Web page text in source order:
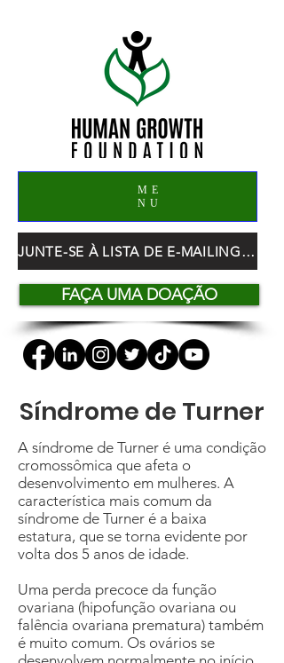
ME
NU
JUNTE-SE À LISTA DE E-MAILING DO HGF
FAÇA UMA DOAÇÃO
Síndrome de Turner
A síndrome de Turner é uma condição
cromossômica que afeta o
desenvolvimento em mulheres. A
característica mais comum da
síndrome de Turner é a baixa
estatura, que se torna evidente por
volta dos 5 anos de idade.
Uma perda precoce da função
ovariana (hipofunção ovariana ou
falência ovariana prematura) também
é muito comum. Os ovários se